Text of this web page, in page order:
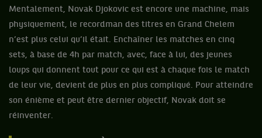
Mentalement, Novak Djokovic est encore une machine, mais
physiquement, le recordman des titres en Grand Chelem
n’est plus celui qu’il était. Enchaîner les matches en cinq
sets, à base de 4h par match, avec, face à lui, des jeunes
loups qui donnent tout pour ce qui est à chaque fois le match
de leur vie, devient de plus en plus compliqué. Pour atteindre
son énième et peut être dernier objectif, Novak doit se
réinventer.